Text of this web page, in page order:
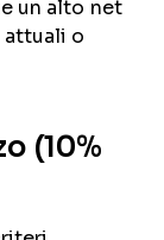
un alto net
attuali o
(10%